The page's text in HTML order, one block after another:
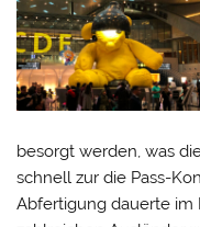
besorgt werden, was
schnell zur die Pass-
Abfertigung dauerte